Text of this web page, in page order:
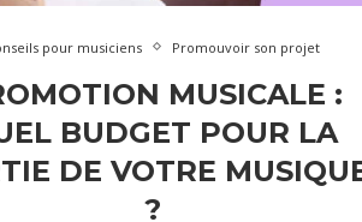
pour musiciens Promouvoir son projet
MUSICALE :
BUDGET POUR LA
DE VOTRE
?